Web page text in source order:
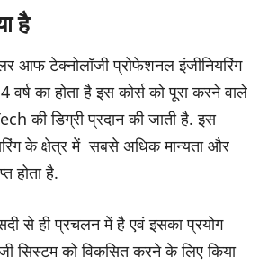
है
आफ टेक्नोलॉजी प्रोफेशनल इंजीनियरिंग
वर्ष का होता है इस कोर्स को पूरा करने वाले
की डिग्री प्रदान की जाती है. इस
के क्षेत्र में सबसे अधिक मान्यता और
होता है.
से ही प्रचलन में है एवं इसका प्रयोग
सिस्टम को विकसित करने के लिए किया